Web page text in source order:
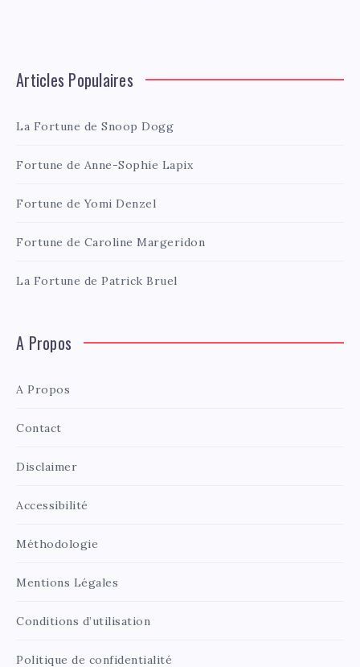
Articles Populaires
La Fortune de Snoop Dogg
Fortune de Anne-Sophie Lapix
Fortune de Yomi Denzel
Fortune de Caroline Margeridon
La Fortune de Patrick Bruel
A Propos
A Propos
Contact
Disclaimer
Accessibilité
Méthodologie
Mentions Légales
Conditions d’utilisation
Politique de confidentialité